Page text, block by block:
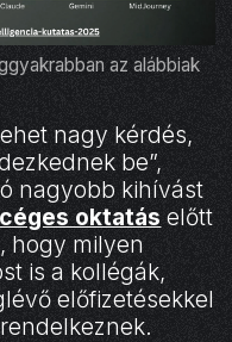
az alábbiak
nagy kérdés,
be”,
nagyobb kihívást
céges oktatás előtt
hogy milyen
is a kollégák,
előfizetésekkel